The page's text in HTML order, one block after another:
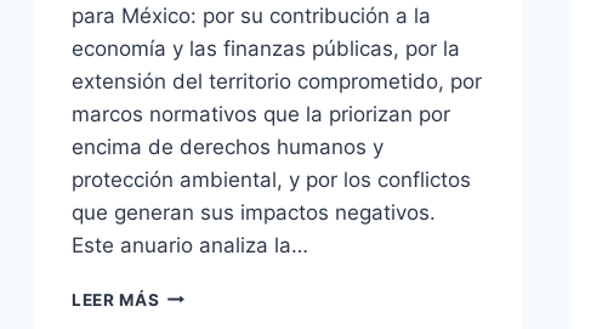
para México: por su contribución a la
economía y las finanzas públicas, por la
extensión del territorio comprometido, por
marcos normativos que la priorizan por
encima de derechos humanos y
protección ambiental, y por los conflictos
que generan sus impactos negativos.
Este anuario analiza la…
LEER MÁS LAS